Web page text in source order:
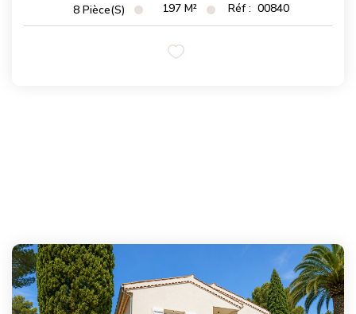
CONTACT
8 Pièce(s) 197 M² Réf : 00840